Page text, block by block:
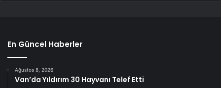
En Güncel Haberler
Ağustos 8, 2026
Van’da Yıldırım 30 Hayvanı Telef Etti